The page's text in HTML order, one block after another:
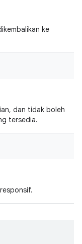
ke
dan tidak boleh
tersedia.